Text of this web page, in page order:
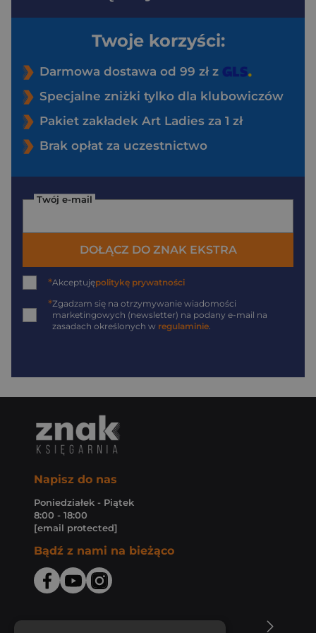
Twoje korzyści:
Darmowa dostawa od 99 zł z
Specjalne zniżki tylko dla klubowiczów
Pakiet zakładek Art Ladies za 1 zł
Brak opłat za uczestnictwo
Twój e-mail
DOŁĄCZ DO ZNAK EKSTRA
*Akceptujępolitykę prywatności
*Zgadzam się na otrzymywanie wiadomości
marketingowych (newsletter) na podany e-mail na
zasadach określonych w regulaminie
Napisz do nas
Poniedziałek - Piątek
8:00 - 18:00
[email protected]
Bądź z nami na bieżąco